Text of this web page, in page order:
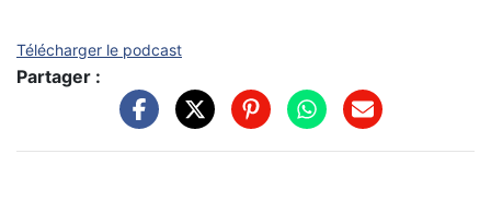
Télécharger le podcast
Partager :